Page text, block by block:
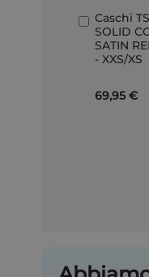
Caschi
SOLID
SATIN
- XXS/XS
69,95 €
Aggiungi
al
Carrello